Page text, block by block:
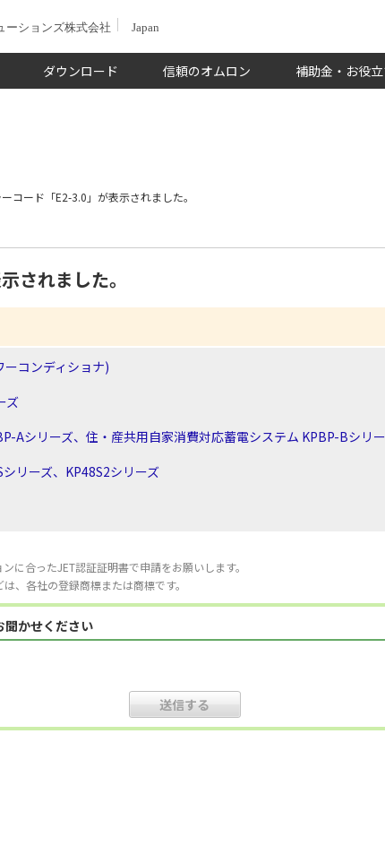
ーションズ株式会社 Japan
ダウンロード 信頼のオムロン 補助金・お役
コード「E2-3.0」が表示されました。
されました。
コンディショナ)
ズ
Aシリーズ、住・産共用自家消費対応蓄電システム KPBP-Bシリ
リーズ、KP48S2シリーズ
合ったJET認証証明書で申請をお願いします。
、各社の登録商標または商標です。
聞かせください